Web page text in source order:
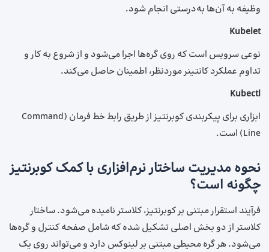
وظیفه به آن‌ها به‌درستی انجام شود.
Kubelet
نوعی سرویس است که روی گره‌ها اجرا می‌شود و از شروع به کار و
تداوم عملکرد کانتینر موردنظر، اطمینان حاصل می‌کند.
Kubectl
ابزاری برای پیکربندی کوبرنتیز از طریق رابط خط فرمان (Command
Line) است.
نحوه مدیریت ساختار نرم‌افزاری با کمک کوبرنتیز
چگونه است؟
فرآیند استقرار مبتنی بر کوبرنتیز، کلاستر نامیده می‌شود. ساختار
کلاستر از دو بخش اصلی تشکیل ‌شده که شامل صفحه کنترل و گره‌ها
می‌شود. هر گره محیطی مبتنی بر لینوکس دارد و می‌تواند روی یک